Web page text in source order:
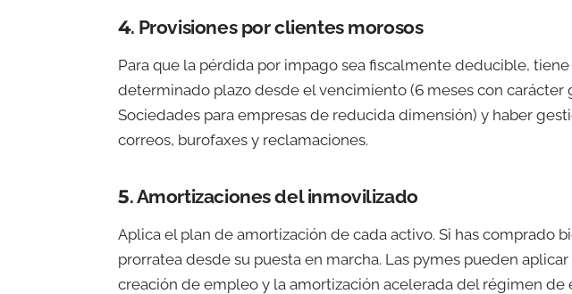
4. Provisiones por clientes morosos
Para que la pérdida por impago sea fiscalmente deducible,
determinado plazo desde el vencimiento (6 meses con carácter
Sociedades para empresas de reducida dimensión) y haber
correos, burofaxes y reclamaciones.
5. Amortizaciones del inmovilizado
Aplica el plan de amortización de cada activo. Si has comprado
prorratea desde su puesta en marcha. Las pymes pueden
creación de empleo y la amortización acelerada del régimen de